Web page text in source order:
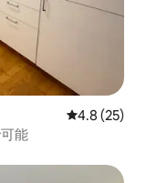
レビュー25
4.8 (25)
能